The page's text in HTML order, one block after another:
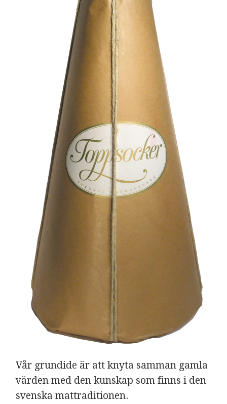
Kontakt
Vår grundide är att knyta samman gamla
värden med den kunskap som finns i den
svenska mattraditionen.